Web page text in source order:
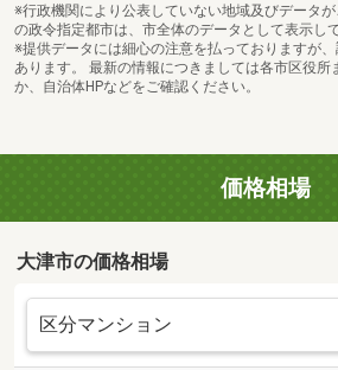
※行政機関により公表していない地域及びデータ
の政令指定都市は、市全体のデータとして表示し
※提供データには細心の注意を払っておりますが
あります。 最新の情報につきましては各市区役所
か、自治体HPなどをご確認ください。
価格相場
大津市の価格相場